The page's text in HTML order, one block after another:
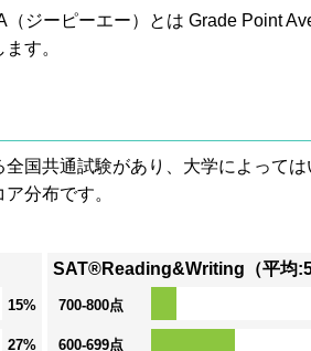
ジーピーエー）とは Grade Point
す。
国共通試験があり、大学によって
分布です。
15%
27%
SAT®Reading&Writing（平均
700-800点
600-699点